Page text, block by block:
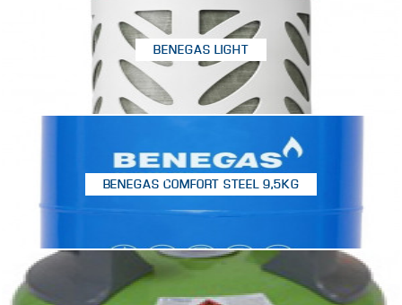
BENEGAS LIGHT
BENEGAS COMFORT STEEL 9,5KG